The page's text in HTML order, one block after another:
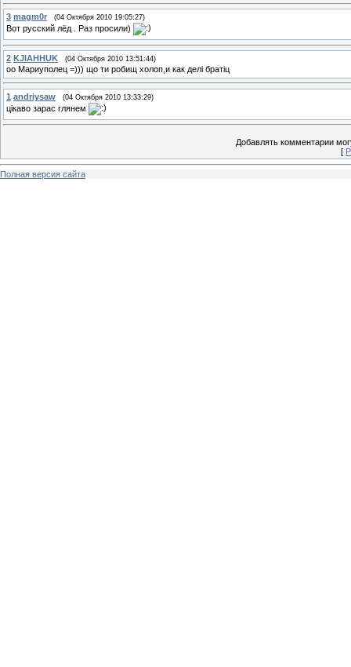
3 magm0r (04 Октября 2010 19:05:27)
Вот русский лёд . Раз просили)
2 KJIAHHUK (04 Октября 2010 13:51:44)
оо Мариуполец =))) що ти робищ холоп,и как делi братiц
1 andriysaw (04 Октября 2010 13:33:29)
цікаво зарас глянем
Добавлять комментарии
[
Полная версия сайта